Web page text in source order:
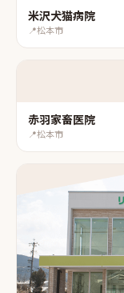
米沢犬猫病院
📍松本市
赤羽家畜医院
📍松本市